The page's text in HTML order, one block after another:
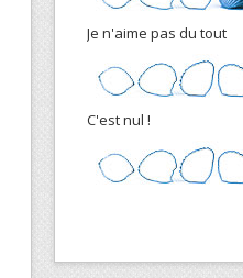
Je n'aime pas du tout
C'est nul !